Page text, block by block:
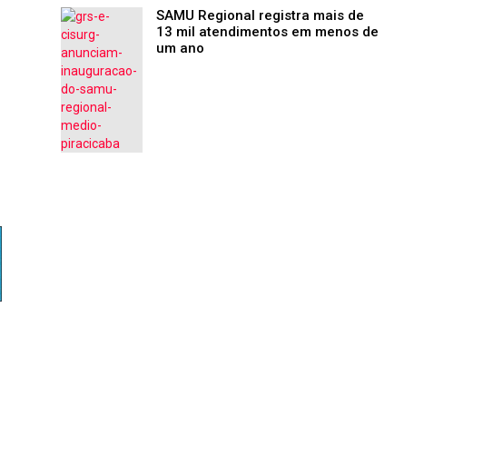
SAMU Regional registra mais de
13 mil atendimentos em menos de
um ano